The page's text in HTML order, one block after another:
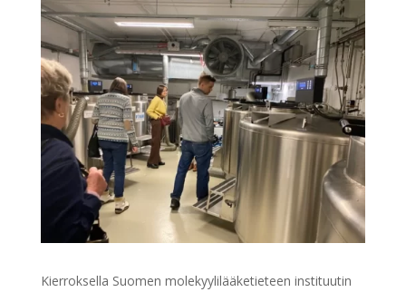
Kierroksella Suomen molekyylilääketieteen instituutin